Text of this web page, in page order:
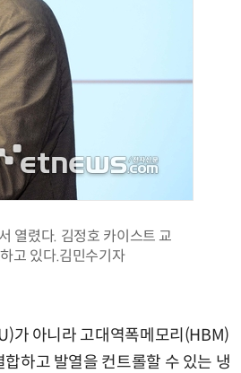
열렸다. 김정호 카이스트 교
고 있다.김민수기자
가 아니라 고대역폭메모리(HBM)
하고 발열을 컨트롤할 수 있는 냉